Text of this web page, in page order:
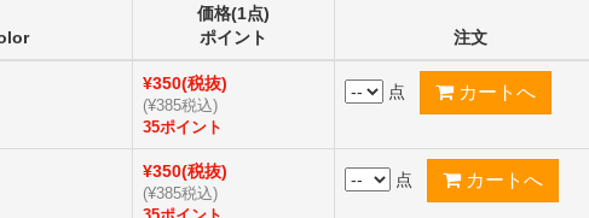
価格(1点)
ポイント
注文
¥350(税抜)
(¥385税込)
35ポイント
点
¥350(税抜)
(¥385税込)
点